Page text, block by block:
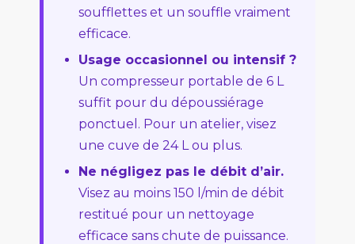
soufflettes et un souffle vraiment
efficace.
Usage occasionnel ou intensif ?
Un compresseur portable de 6 L
suffit pour du dépoussiérage
ponctuel. Pour un atelier, visez
une cuve de 24 L ou plus.
Ne négligez pas le débit d’air.
Visez au moins 150 l/min de débit
restitué pour un nettoyage
efficace sans chute de puissance.